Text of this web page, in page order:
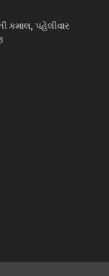
કમાલ, પહેલીવાર